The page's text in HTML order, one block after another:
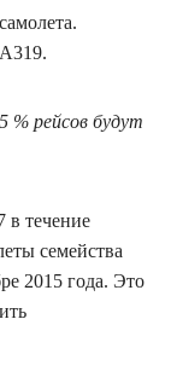
% рейсов будут
в течение
семейства
2015 года. Это